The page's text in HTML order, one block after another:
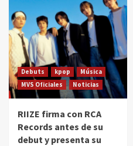
Debuts kpop
Música
MVS Oficiales
Noticias
RIIZE firma con RCA
Records antes de su
debut y presenta su